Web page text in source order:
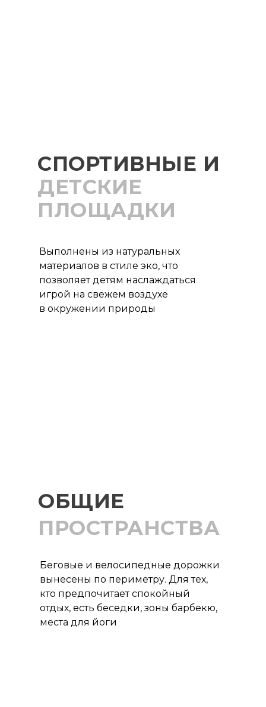
СПОРТИВНЫЕ И
ДЕТСКИЕ
ПЛОЩАДКИ
Выполнены из натуральных
материалов в стиле эко, что
позволяет детям наслаждаться
игрой на свежем воздухе
в окружении природы
ОБЩИЕ
ПРОСТРАНСТВА
Беговые и велосипедные дорожки
вынесены по периметру. Для тех,
кто предпочитает спокойный
отдых, есть беседки, зоны барбекю,
места для йоги